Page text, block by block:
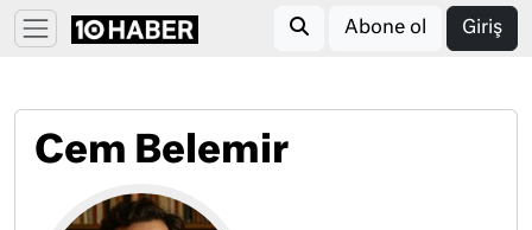
Abone ol Giriş
Cem Belemir